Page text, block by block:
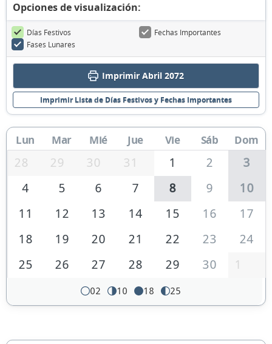
Opciones de visualización:
Días Festivos
Fechas Importantes
Fases Lunares
Imprimir Abril 2072
Imprimir Lista de Días Festivos y Fechas Importantes
Lun Mar Mié Jue Vie Sáb Dom
28 29 30 31 1 2
3
4
5 6 7 8 9
10
11
12 13 14 15 16
17
18
19 20 21 22 23
24
25
26 27 28 29 30 1
02 10 18 25